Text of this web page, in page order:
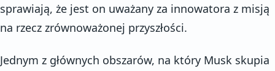
sprawiają, że jest on uważany za innowatora z misją
na rzecz zrównoważonej przyszłości.
Jednym z głównych obszarów, na który Musk skupia